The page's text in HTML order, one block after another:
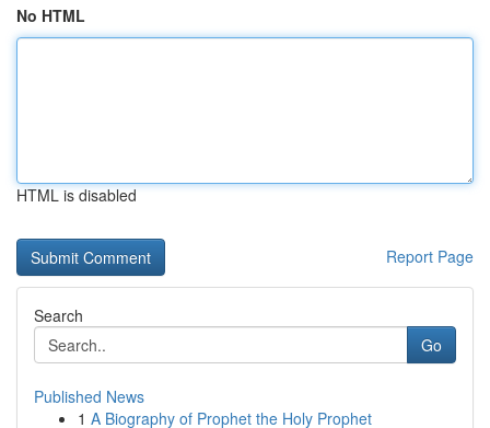
No HTML
HTML is disabled
Report Page
Search
Go
Published News
1 A Biography of Prophet the Holy Prophet